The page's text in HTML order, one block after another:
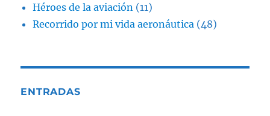
Héroes de la aviación (11)
Recorrido por mi vida aeronáutica (48)
ENTRADAS